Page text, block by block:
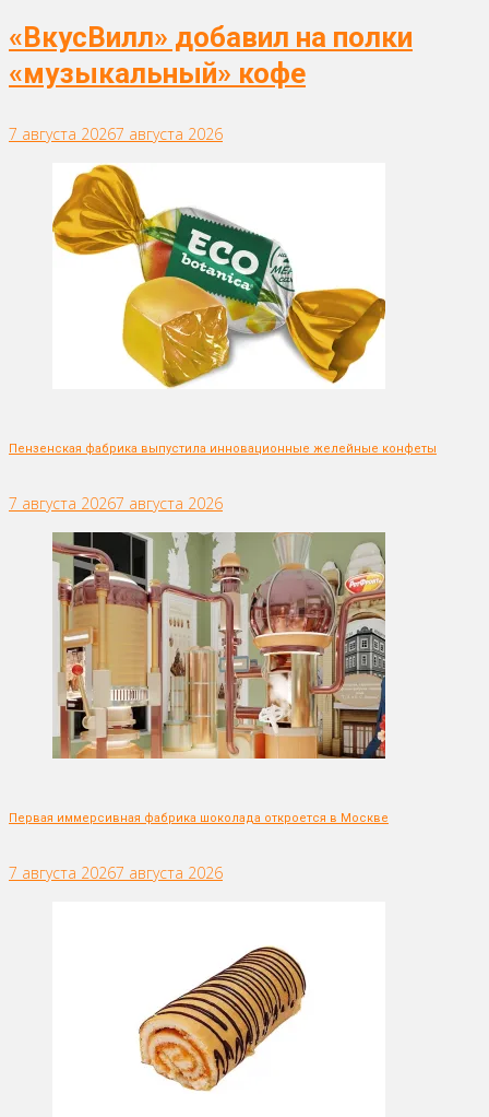
«ВкусВилл» добавил на полки
«музыкальный» кофе
7 августа 20267 августа 2026
Пензенская фабрика выпустила инновационные желейные конфеты
7 августа 20267 августа 2026
Первая иммерсивная фабрика шоколада откроется в Москве
7 августа 20267 августа 2026